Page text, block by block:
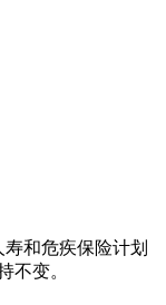
和危疾保险计划
不变。